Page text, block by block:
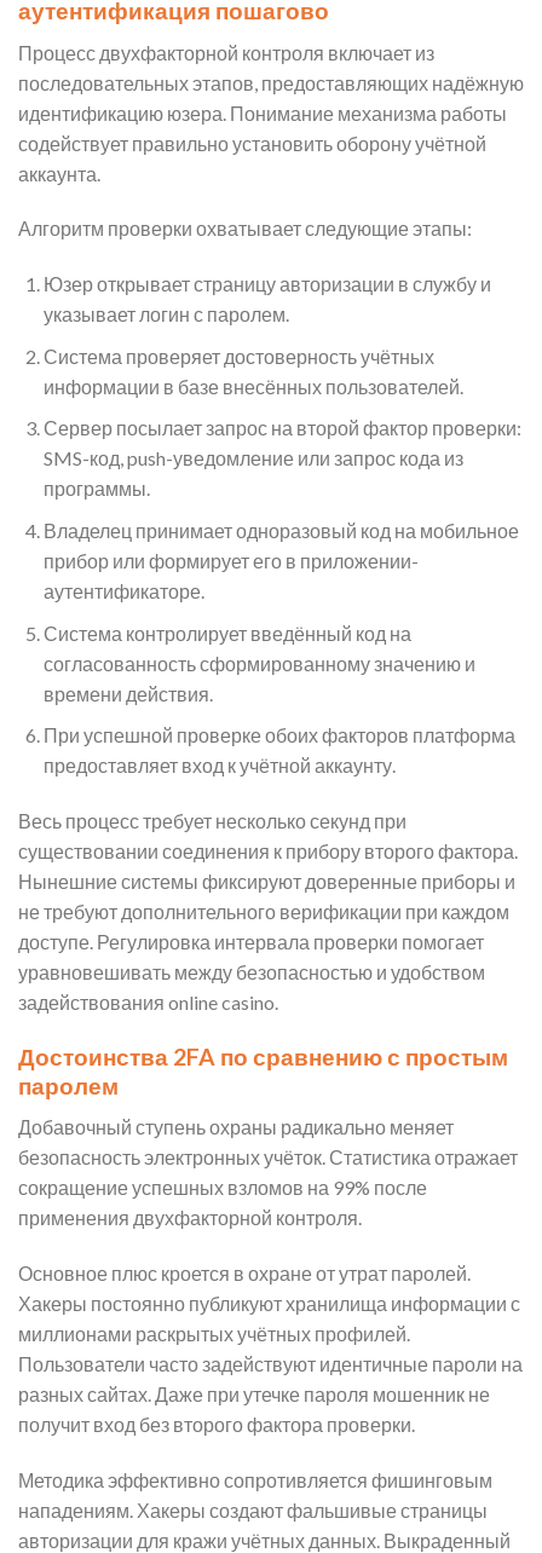
аутентификация пошагово
Процесс двухфакторной контроля включает из
последовательных этапов, предоставляющих надёжную
идентификацию юзера. Понимание механизма работы
содействует правильно установить оборону учётной
аккаунта.
Алгоритм проверки охватывает следующие этапы:
Юзер открывает страницу авторизации в службу и
указывает логин с паролем.
Система проверяет достоверность учётных
информации в базе внесённых пользователей.
Сервер посылает запрос на второй фактор проверки:
SMS-код, push-уведомление или запрос кода из
программы.
Владелец принимает одноразовый код на мобильное
прибор или формирует его в приложении-
аутентификаторе.
Система контролирует введённый код на
согласованность сформированному значению и
времени действия.
При успешной проверке обоих факторов платформа
предоставляет вход к учётной аккаунту.
Весь процесс требует несколько секунд при
существовании соединения к прибору второго фактора.
Нынешние системы фиксируют доверенные приборы и
не требуют дополнительного верификации при каждом
доступе. Регулировка интервала проверки помогает
уравновешивать между безопасностью и удобством
задействования online casino.
Достоинства 2FA по сравнению с простым
паролем
Добавочный ступень охраны радикально меняет
безопасность электронных учёток. Статистика отражает
сокращение успешных взломов на 99% после
применения двухфакторной контроля.
Основное плюс кроется в охране от утрат паролей.
Хакеры постоянно публикуют хранилища информации с
миллионами раскрытых учётных профилей.
Пользователи часто задействуют идентичные пароли на
разных сайтах. Даже при утечке пароля мошенник не
получит вход без второго фактора проверки.
Методика эффективно сопротивляется фишинговым
нападениям. Хакеры создают фальшивые страницы
авторизации для кражи учётных данных. Выкраденный